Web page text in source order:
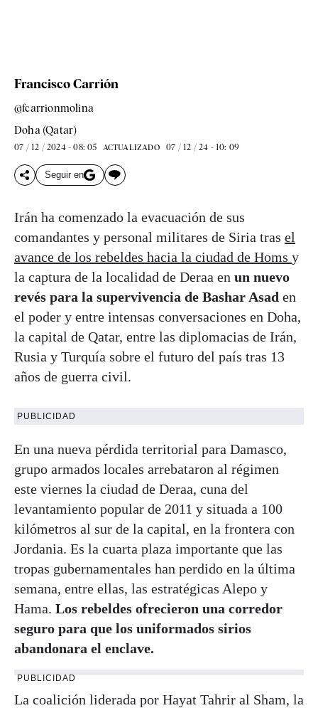
Francisco Carrión
@fcarrionmolina
Doha (Qatar)
07 / 12 / 2024 - 08: 05 ACTUALIZADO 07 / 12 / 24 - 10: 09
Seguir en
Irán ha comenzado la evacuación de sus
comandantes y personal militares de Siria tras el
avance de los rebeldes hacia la ciudad de Homs y
la captura de la localidad de Deraa en un nuevo
revés para la supervivencia de Bashar Asad en
el poder y entre intensas conversaciones en Doha,
la capital de Qatar, entre las diplomacias de Irán,
Rusia y Turquía sobre el futuro del país tras 13
años de guerra civil.
PUBLICIDAD
En una nueva pérdida territorial para Damasco,
grupo armados locales arrebataron al régimen
este viernes la ciudad de Deraa, cuna del
levantamiento popular de 2011 y situada a 100
kilómetros al sur de la capital, en la frontera con
Jordania. Es la cuarta plaza importante que las
tropas gubernamentales han perdido en la última
semana, entre ellas, las estratégicas Alepo y
Hama. Los rebeldes ofrecieron una corredor
seguro para que los uniformados sirios
abandonara el enclave.
PUBLICIDAD
La coalición liderada por Hayat Tahrir al Sham, la